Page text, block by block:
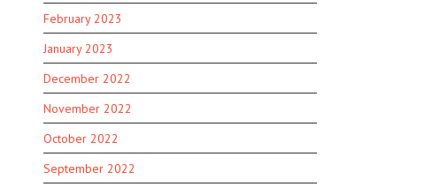
February 2023
January 2023
December 2022
November 2022
October 2022
September 2022